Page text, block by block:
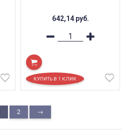
642,14 руб.
2 →